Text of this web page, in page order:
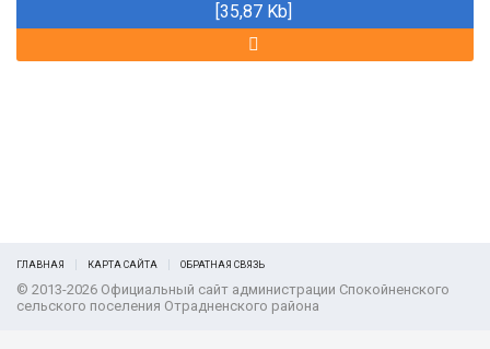
[35,87 Kb]
ГЛАВНАЯ КАРТА САЙТА ОБРАТНАЯ СВЯЗЬ
© 2013-2026 Официальный сайт администрации Спокойненского
сельского поселения Отрадненского района